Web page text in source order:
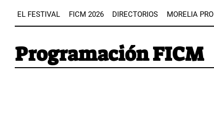
EL FESTIVAL FICM 2026 DIRECTORIOS MORELIA PRO
Programación FICM